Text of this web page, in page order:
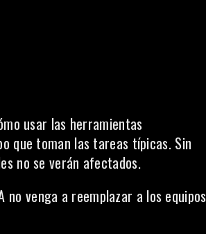
usar las herramientas
que toman las tareas típicas. Sin
no se verán afectados.
no venga a reemplazar a los equipos